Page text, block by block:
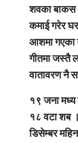
शवका बाकस
कमाई गरेर
आशमा गएका
गीतमा जस्तै
वातावरण नै
१९ जना
१८ वटा शब
डिसेम्बर